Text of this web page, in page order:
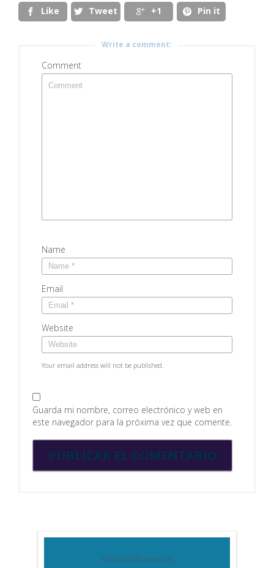
 Like  Tweet  +1  Pin it
Write a comment:
Comment
Name
Email
Website
Your email address will not be published.
Guarda mi nombre, correo electrónico y web en
este navegador para la próxima vez que comente.
Solicita información